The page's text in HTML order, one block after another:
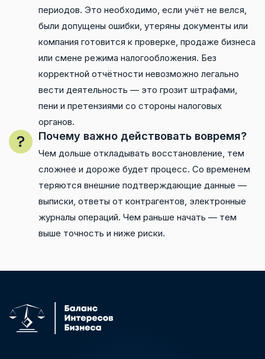
периодов. Это необходимо, если учёт не велся,
были допущены ошибки, утеряны документы или
компания готовится к проверке, продаже бизнеса
или смене режима налогообложения. Без
корректной отчётности невозможно легально
вести деятельность — это грозит штрафами,
пени и претензиями со стороны налоговых
органов.
Почему важно действовать вовремя?
Чем дольше откладывать восстановление, тем
сложнее и дороже будет процесс. Со временем
теряются внешние подтверждающие данные —
выписки, ответы от контрагентов, электронные
журналы операций. Чем раньше начать — тем
выше точность и ниже риски.